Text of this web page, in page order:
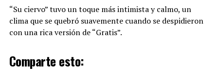
“Su ciervo” tuvo un toque más intimista y calmo, un
clima que se quebró suavemente cuando se despidieron
con una rica versión de “Gratis”.
Comparte esto: